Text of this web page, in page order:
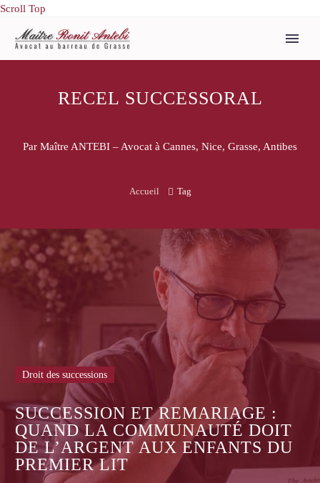
Scroll Top
RECEL SUCCESSORAL
Par Maître ANTEBI – Avocat à Cannes, Nice, Grasse, Antibes
Accueil Tag
Droit des successions
ASSURANCE-VIE : POURQUOI
LES ASSUREURS REFUSENT-ILS
DE COMMUNIQUER LES
CONTRATS AUX HÉRITIERS NON
BÉNÉFICIAIRES ?